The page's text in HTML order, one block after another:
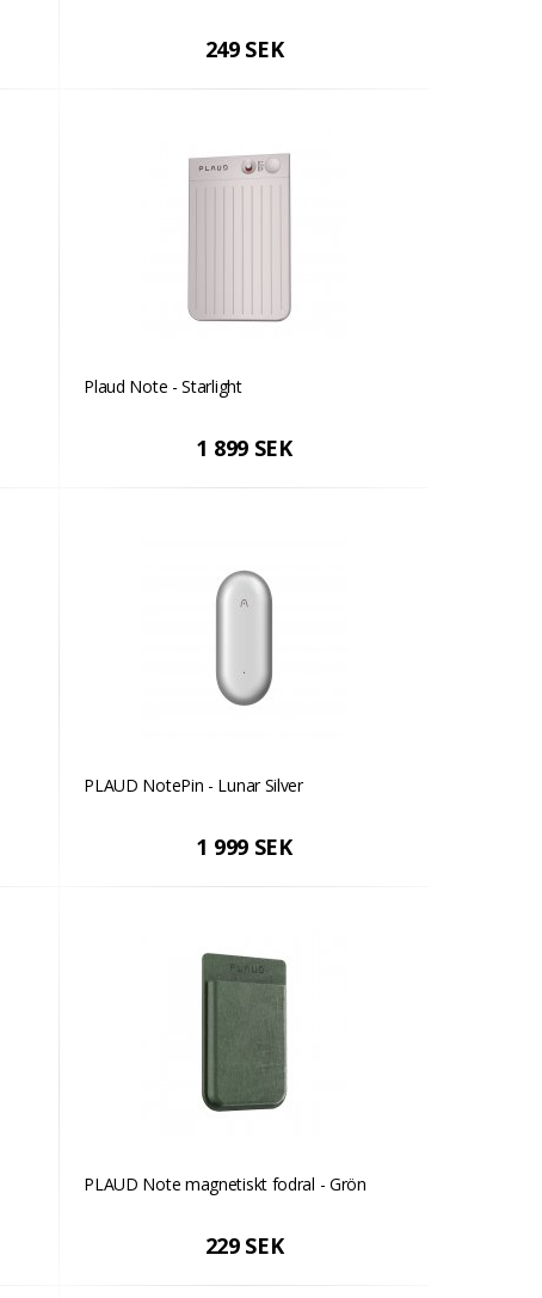
249 SEK
Plaud Note - Starlight
1 899 SEK
PLAUD NotePin - Lunar Silver
1 999 SEK
PLAUD Note magnetiskt fodral - Grön
229 SEK